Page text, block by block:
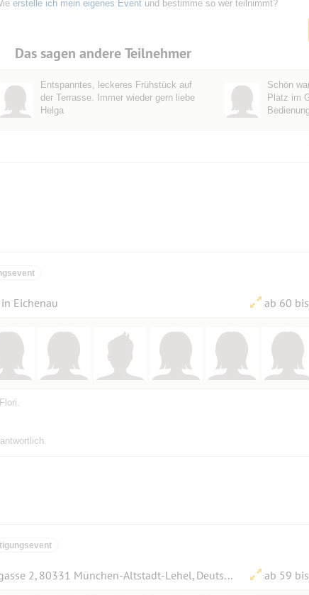
erstelle ich mein eigenes Event und bestimme so wer teilnimmt?
Das sagen andere Teilnehmer
Entspanntes, leckeres Frühstück auf
der Terrasse. Immer wieder gern liebe
Helga
Schön
Platz im
Eichenau ab 60
Dürnbräugasse 2, 80331 München-Altstadt-Lehel, Deutschland ab 59